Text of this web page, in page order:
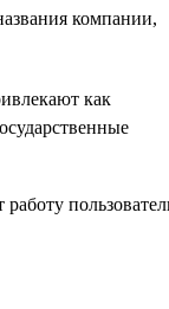
компании,
как